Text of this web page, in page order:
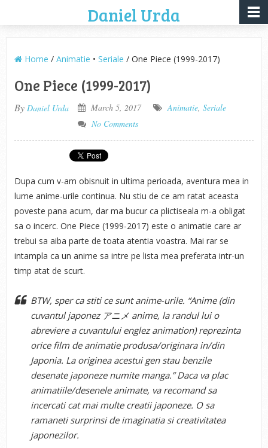
Daniel Urda
Home / Animatie • Seriale / One Piece (1999-2017)
One Piece (1999-2017)
By Daniel Urda March 5, 2017 Animatie, Seriale
No Comments
Dupa cum v-am obisnuit in ultima perioada, aventura mea in
lume anime-urile continua. Nu stiu de ce am ratat aceasta
poveste pana acum, dar ma bucur ca plictiseala m-a obligat
sa o incerc. One Piece (1999-2017) este o animatie care ar
trebui sa aiba parte de toata atentia voastra. Mai rar se
intampla ca un anime sa intre pe lista mea preferata intr-un
timp atat de scurt.
BTW, sper ca stiti ce sunt anime-urile. “Anime (din
cuvantul japonez アニメ anime, la randul lui o
abreviere a cuvantului englez animation) reprezinta
orice film de animatie produsa/originara in/din
Japonia. La originea acestui gen stau benzile
desenate japoneze numite manga.” Daca va plac
animatiile/desenele animate, va recomand sa
incercati cat mai multe creatii japoneze. O sa
ramaneti surprinsi de imaginatia si creativitatea
japonezilor.